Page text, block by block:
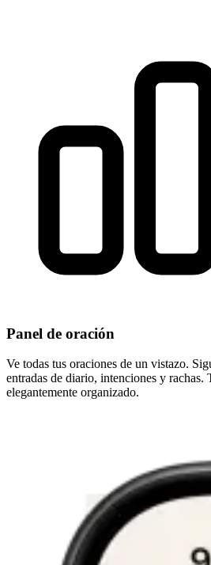
Panel de oración
Ve todas tus oraciones de un vistazo.
entradas de diario, intenciones y rachas.
elegantemente organizado.